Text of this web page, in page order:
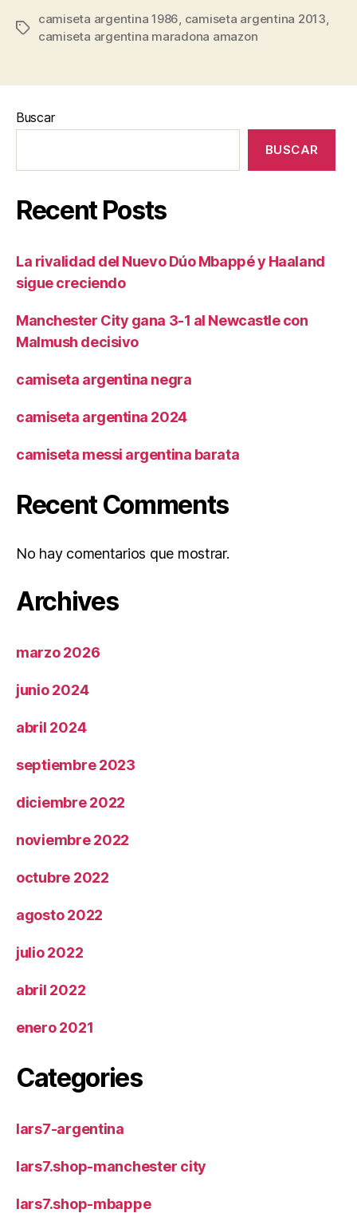
Etiquetas
camiseta argentina 1986, camiseta argentina 2013,
camiseta argentina maradona amazon
Buscar
BUSCAR
Recent Posts
La rivalidad del Nuevo Dúo Mbappé y Haaland
sigue creciendo
Manchester City gana 3-1 al Newcastle con
Malmush decisivo
camiseta argentina negra
camiseta argentina 2024
camiseta messi argentina barata
Recent Comments
No hay comentarios que mostrar.
Archives
marzo 2026
junio 2024
abril 2024
septiembre 2023
diciembre 2022
noviembre 2022
octubre 2022
agosto 2022
julio 2022
abril 2022
enero 2021
Categories
lars7-argentina
lars7.shop-manchester city
lars7.shop-mbappe